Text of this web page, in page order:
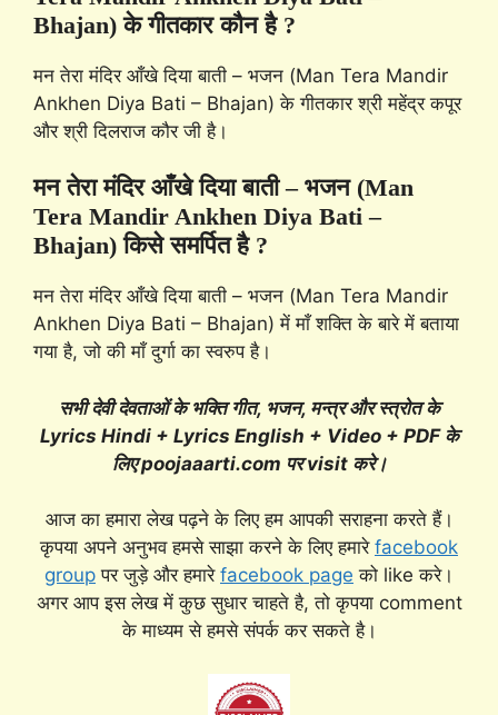
Bhajan) के गीतकार कौन है ?
मन तेरा मंदिर आँखे दिया बाती – भजन (Man Tera Mandir
Ankhen Diya Bati – Bhajan) के गीतकार श्री महेंद्र कपूर
और श्री दिलराज कौर जी है।
मन तेरा मंदिर आँखे दिया बाती – भजन (Man
Tera Mandir Ankhen Diya Bati –
Bhajan) किसे समर्पित है ?
मन तेरा मंदिर आँखे दिया बाती – भजन (Man Tera Mandir
Ankhen Diya Bati – Bhajan) में माँ शक्ति के बारे में बताया
गया है, जो की माँ दुर्गा का स्वरुप है।
सभी देवी देवताओं के भक्ति गीत, भजन, मन्त्र और स्त्रोत के
Lyrics Hindi + Lyrics English + Video + PDF के
लिए poojaaarti.com पर visit करे।
आज का हमारा लेख पढ़ने के लिए हम आपकी सराहना करते हैं।
कृपया अपने अनुभव हमसे साझा करने के लिए हमारे facebook
group पर जुड़े और हमारे facebook page को like करे।
अगर आप इस लेख में कुछ सुधार चाहते है, तो कृपया comment
के माध्यम से हमसे संपर्क कर सकते है।